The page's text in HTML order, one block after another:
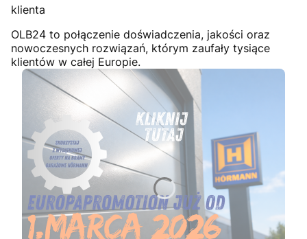
klienta
OLB24 to połączenie doświadczenia, jakości oraz
nowoczesnych rozwiązań, którym zaufały tysiące
klientów w całej Europie.